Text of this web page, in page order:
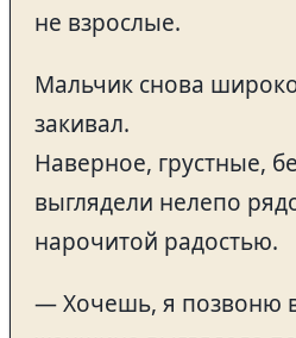
не взрослые.
Мальчик снова
закивал.
Наверное, грустные,
выглядели нелепо
нарочитой радостью.
— Хочешь, я позвоню